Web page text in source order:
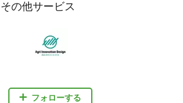
フォローする
その他サービス